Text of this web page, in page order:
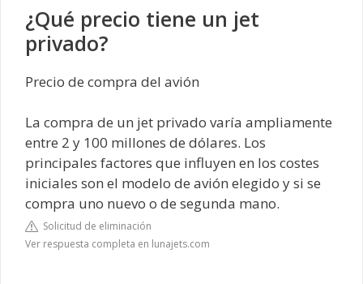
¿Qué precio tiene un jet
privado?
Precio de compra del avión
La compra de un jet privado varía ampliamente
entre 2 y 100 millones de dólares. Los
principales factores que influyen en los costes
iniciales son el modelo de avión elegido y si se
compra uno nuevo o de segunda mano.
Solicitud de eliminación
Ver respuesta completa en lunajets.com